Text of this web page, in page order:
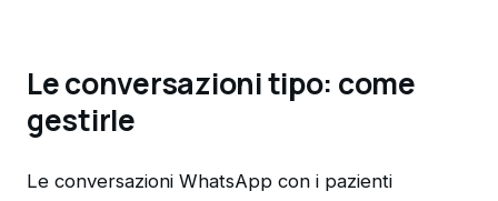
Le conversazioni tipo: come
gestirle
Le conversazioni WhatsApp con i pazienti